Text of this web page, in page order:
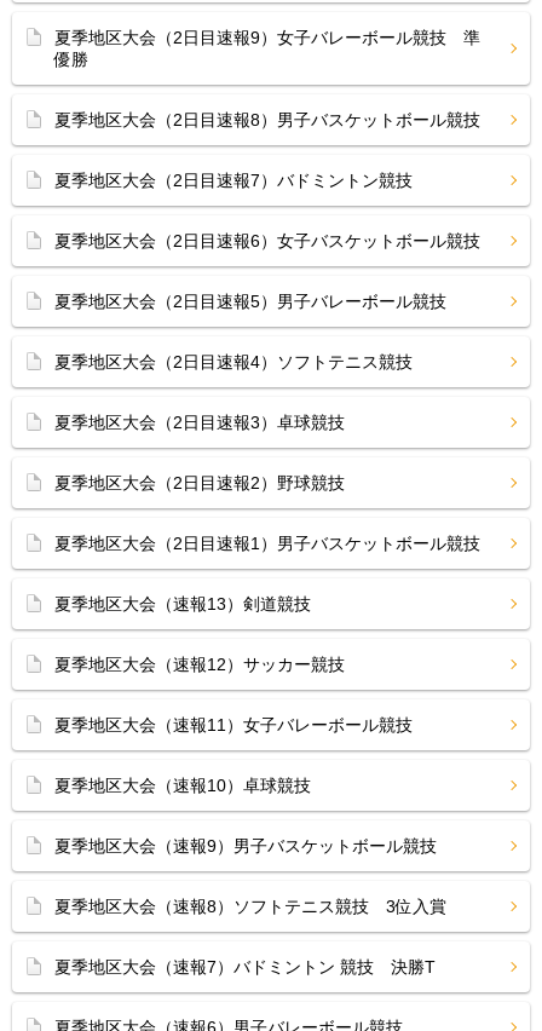
夏季地区大会（2日目速報9）女子バレーボール競技 準
優勝
夏季地区大会（2日目速報8）男子バスケットボール競技
夏季地区大会（2日目速報7）バドミントン競技
夏季地区大会（2日目速報6）女子バスケットボール競技
夏季地区大会（2日目速報5）男子バレーボール競技
夏季地区大会（2日目速報4）ソフトテニス競技
夏季地区大会（2日目速報3）卓球競技
夏季地区大会（2日目速報2）野球競技
夏季地区大会（2日目速報1）男子バスケットボール競技
夏季地区大会（速報13）剣道競技
夏季地区大会（速報12）サッカー競技
夏季地区大会（速報11）女子バレーボール競技
夏季地区大会（速報10）卓球競技
夏季地区大会（速報9）男子バスケットボール競技
夏季地区大会（速報8）ソフトテニス競技 3位入賞
夏季地区大会（速報7）バドミントン 競技 決勝T